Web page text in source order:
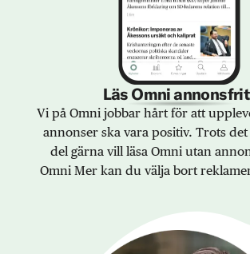
Läs Omni
Vi på Omni jobbar hårt för att
annonser ska vara positiv. Trots det
del gärna vill läsa Omni utan
Omni Mer kan du välja bort